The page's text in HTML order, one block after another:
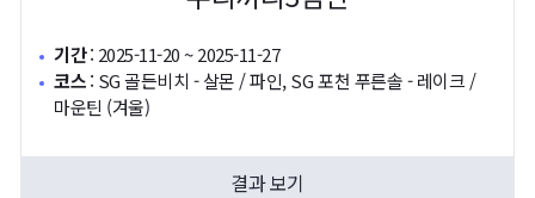
기간: 2025-11-20 ~ 2025-11-27
코스: SG 골든비치 - 살몬 / 파인, SG 포천 푸른솔 - 레이크 /
마운틴 (겨울)
결과 보기